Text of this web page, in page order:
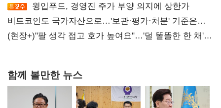
윙입푸드, 경영진 주가 부양 의지에 상한가
비트코인도 국가자산으로…'보관·평가·처분' 기준은
숙제
(현장+)"팔 생각 접고 호가 높여요"…'덜 똘똘한 한 채'
함께 볼만한 뉴스